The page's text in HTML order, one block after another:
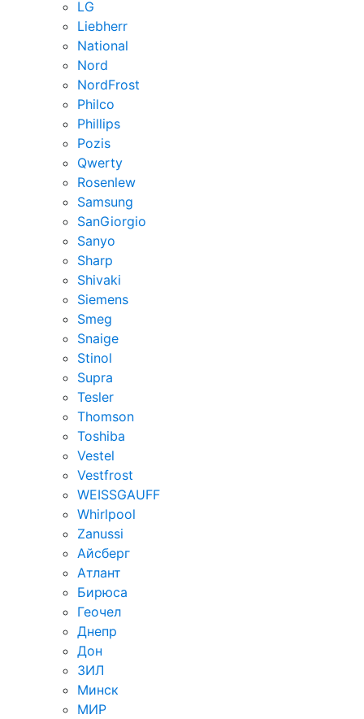
LG
Liebherr
National
Nord
NordFrost
Philco
Phillips
Pozis
Qwerty
Rosenlew
Samsung
SanGiorgio
Sanyo
Sharp
Shivaki
Siemens
Smeg
Snaige
Stinol
Supra
Tesler
Thomson
Toshiba
Vestel
Vestfrost
WEISSGAUFF
Whirlpool
Zanussi
Айсберг
Атлант
Бирюса
Геочел
Днепр
Дон
ЗИЛ
Минск
МИР